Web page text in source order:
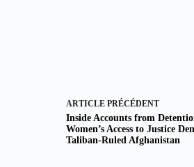
ARTICLE PRÉCÉDENT
Inside Accounts from
Women’s Access to Justice
Taliban-Ruled Afghanistan